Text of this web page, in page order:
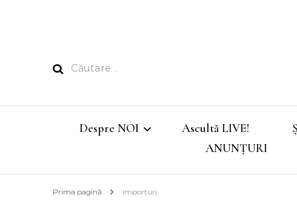
Caută
Despre NOI Ascultă LIVE!
ANUNȚURI
Prima pagină importuri